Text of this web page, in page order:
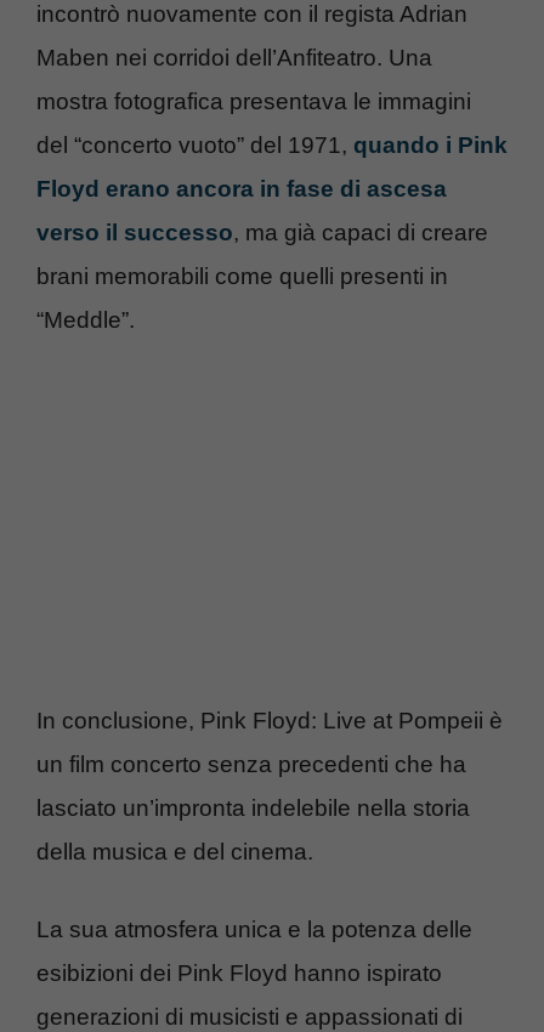
incontrò nuovamente con il regista Adrian
Maben nei corridoi dell’Anfiteatro. Una
mostra fotografica presentava le immagini
del “concerto vuoto” del 1971, quando i Pink
Floyd erano ancora in fase di ascesa
verso il successo, ma già capaci di creare
brani memorabili come quelli presenti in
“Meddle”.
In conclusione, Pink Floyd: Live at Pompeii è
un film concerto senza precedenti che ha
lasciato un’impronta indelebile nella storia
della musica e del cinema.
La sua atmosfera unica e la potenza delle
esibizioni dei Pink Floyd hanno ispirato
generazioni di musicisti e appassionati di